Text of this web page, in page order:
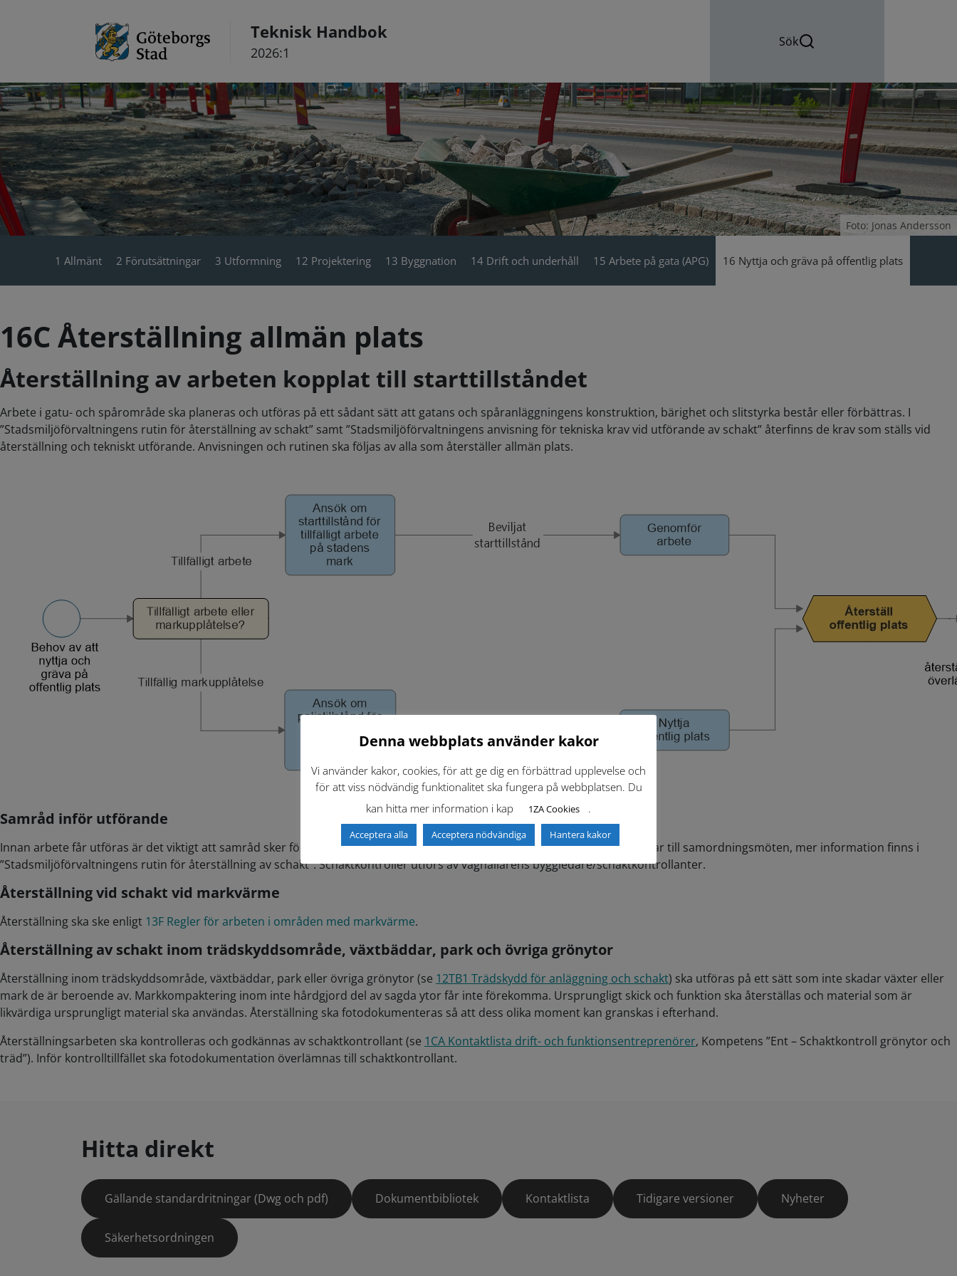
Teknisk Handbok
2026:1
Sök
Foto: Jonas Andersson
1 Allmänt 2 Förutsättningar 3 Utformning 12 Projektering 13 Byggnation 14 Drift och underhåll 15 Arbete på gata (APG) 16 Nyttja och gräva på offentlig plats
16C Återställning allmän plats
Återställning av arbeten kopplat till starttillståndet
Arbete i gatu- och spårområde ska planeras och utföras på ett sådant sätt att gatans och spåranläggningens konstruktion, bärighet och slitstyrka består eller förbättras. I
”Stadsmiljöförvaltningens rutin för återställning av schakt” samt ”Stadsmiljöförvaltningens anvisning för tekniska krav vid utförande av schakt” återfinns de krav som ställs vid
återställning och tekniskt utförande. Anvisningen och rutinen ska följas av alla som återställer allmän plats.
Samråd inför utförande
Innan arbete får utföras är det viktigt att samråd sker för att möjliggöra planering och samordna arbeten. Byggherren kallar till samordningsmöten, mer information finns i
”Stadsmiljöförvaltningens rutin för återställning av schakt”. Schaktkontroller utförs av väghållarens byggledare/schaktkontrollanter.
Återställning vid schakt vid markvärme
Återställning ska ske enligt 13F Regler för arbeten i områden med markvärme.
Återställning av schakt inom trädskyddsområde, växtbäddar, park och övriga grönytor
Återställning inom trädskyddsområde, växtbäddar, park eller övriga grönytor (se 12TB1 Trädskydd för anläggning och schakt) ska utföras på ett sätt som inte skadar växter eller
mark de är beroende av. Markkompaktering inom inte hårdgjord del av sagda ytor får inte förekomma. Ursprungligt skick och funktion ska återställas och material som är
likvärdiga ursprungligt material ska användas. Återställning ska fotodokumenteras så att dess olika moment kan granskas i efterhand.
Återställningsarbeten ska kontrolleras och godkännas av schaktkontrollant (se 1CA Kontaktlista drift- och funktionsentreprenörer, Kompetens ”Ent – Schaktkontroll grönytor och
träd”). Inför kontrolltillfället ska fotodokumentation överlämnas till schaktkontrollant.
Hitta direkt
Gällande standardritningar (Dwg och pdf) Dokumentbibliotek Kontaktlista Tidigare versioner Nyheter
Säkerhetsordningen
Denna webbplats använder kakor
Vi använder kakor, cookies, för att ge dig en förbättrad upplevelse och
för att viss nödvändig funktionalitet ska fungera på webbplatsen. Du
kan hitta mer information i kap
1ZA Cookies .
Acceptera alla Acceptera nödvändiga Hantera kakor